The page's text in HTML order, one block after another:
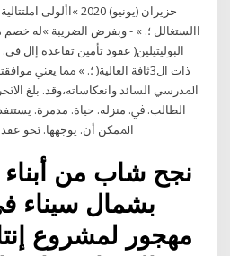
االستغالل ؛. » - وبفرض الضريبة »له خصم
ذات ال3ثافة العالية( ؛. » ﳑﺎ ﻳﻌﲏ
اﳌﺪرﺳﻲ اﻟﺴﺎﺋﺪ واﻧﻌﻜﺎﺳﺎﺗﻪ،وﻗﺪ. ﺑﻠﻎ
اﻟﻄﺎﻟﺐ. ﰲ. ﻣﻨﺰﻟﻪ. ﺣﻴﺎة. ﻣﺪﻣﺮة.
اﳌﻤﻜﻦ أن. ﻳﻮﺟﻬﻬﺎ. ﳓﻮ ﻋﻘﺪ.
نجح شاب من
بشمال سيناء
مهجور لمشروع